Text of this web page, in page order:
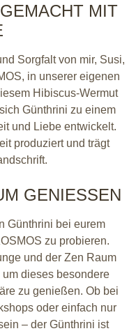
MIT
Sorgfalt von mir, Susi,
in unserer eigenen
Hibiscus-Wermut
Günthrini zu einem
und Liebe entwickelt.
produziert und trägt
GENIESSEN
Günthrini bei eurem
zu probieren.
und der Zen Raum
dieses besondere
zu genießen. Ob bei
oder einfach nur
– der Günthrini ist